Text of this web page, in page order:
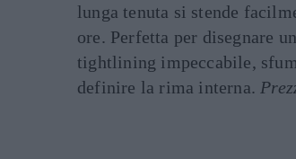
lunga tenuta si stende
ore. Perfetta per disegnare
tightlining impeccabile,
definire la rima interna.